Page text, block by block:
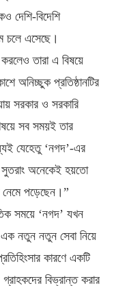
দেশি-বিদেশি
চলে এসেছে।
তারা এ বিষয়ে
অনিচ্ছুক প্রতিষ্ঠানটির
সরকার ও সরকারি
সব সময়ই তার
যেহেতু ‘নগদ’-এর
সুতরাং অনেকেই হয়তো
পড়েছেন।”
সময়ে ‘নগদ’ যখন
নতুন নতুন সেবা নিয়ে
কারণে একটি
বিভ্রান্ত করার